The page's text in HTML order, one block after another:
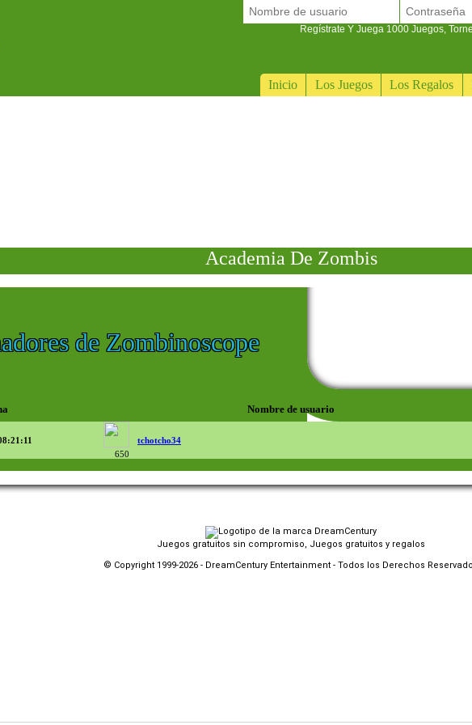
Inicio Los Juegos Los Regalos
Regístrate Y Juega 1000 Juegos,
Academia De Zombis
de Zombinoscope
Nombre de usuario
650
tchotcho34
Juegos gratuitos sin compromiso, Juegos gratuitos y regalos
© Copyright 1999-2026 - DreamCentury Entertainment - Todos los Derechos